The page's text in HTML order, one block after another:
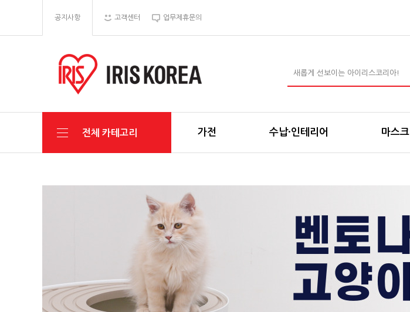
공지사항 고객센터 업무제휴문의
전체 카테고리 가전 수납·인테리어 마스크